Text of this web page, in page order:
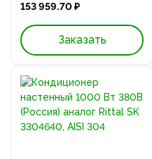
153 959.70 ₽
Заказать